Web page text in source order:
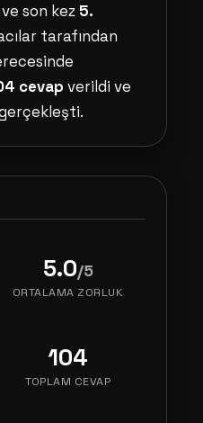
ve son kez 5.
tarafından
cevap verildi ve
5.0/5
ORTALAMA ZORLUK
104
TOPLAM CEVAP